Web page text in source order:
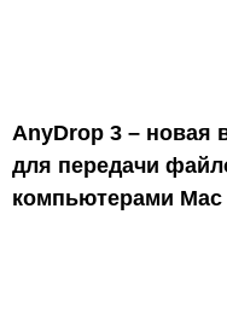
AnyDrop 3 – новая
для передачи
компьютерами Mac